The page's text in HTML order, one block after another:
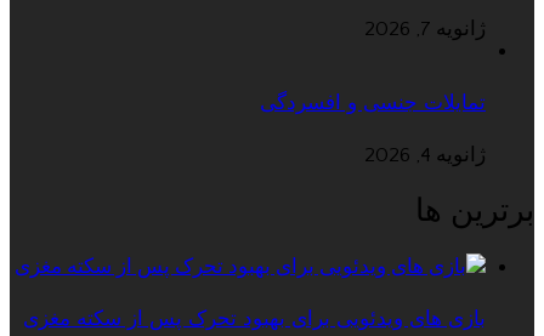
ژانویه 7, 2026
تمایلات جنسی و افسردگی
ژانویه 4, 2026
برترین ها
بازی های ویدئویی برای بهبود تحرک پس از سکته مغزی